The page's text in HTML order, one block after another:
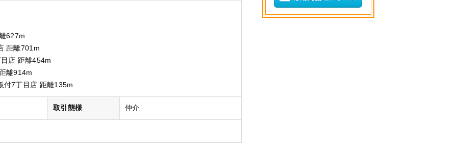
627m
距離701m
店 距離454m
離914m
付7丁目店 距離135m
取引態様 仲介